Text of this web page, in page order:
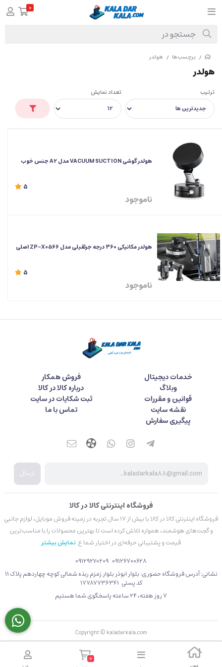
/ برچسب‌ها / هولدر
هولدر
ترتیب تعداد نمایش
هولدر گوشی VACUUM SUCTION مدل A2 جنس خوب
5
ناموجود
هولدر مکانیکی 360 درجه جرثقیلی مدل ZP-X0566 اصلی
5
ناموجود
خدمات دیجیتال
فروش همکار
وبلاگ
درباره کالا در کالا
قوانین و مقررات
ثبت شکایات در سایت
نقشه سایت
تماس با ما
پیگیری سفارش
ارسال
فروشگاه اینترنتی کالا در کالا
فروشگاه اینترنتی کالا در کالا با بیش از ۱۷ سال تجربه در زمینه فروش موبایل، لوازم جانبی
و گجت‌های هوشمند، همواره تلاش کرده است تا بهترین محصولات را با مناسب‌ترین
قیمت و پشتیبانی حرفه‌ای در اختیار شما ع نمایش بیشتر
09126700628
09129270209
نشانی: آدرس فروشگاه حضوری: بلوار ابوذر بلوار زمزم ربذه شمالی کوچه چهاردهم پلاک 11
کد پستی 17787736341
۷ روز هفته، ۲۴ ساعته پاسخگوی شما هستیم
Copyright © kaladarkala.com
0
0